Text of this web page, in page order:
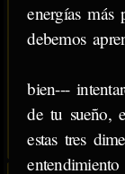
energías más
debemos
bien---
de tu sueño,
estas tres